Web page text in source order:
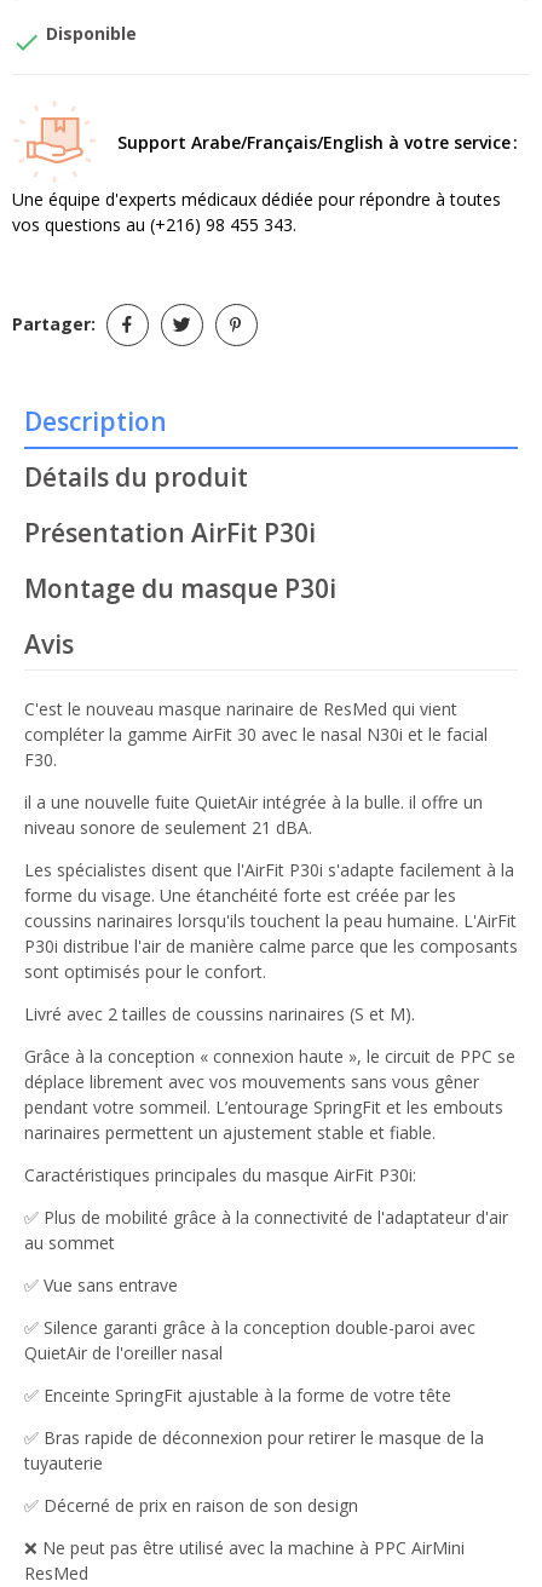
 Disponible
Support Arabe/Français/English à votre service
Une équipe d'experts médicaux dédiée pour répondre à toutes
vos questions au (+216) 98 455 343.
Partager:
Description
Détails du produit
Présentation AirFit P30i
Montage du masque P30i
Avis
C'est le nouveau masque narinaire de ResMed qui vient
compléter la gamme AirFit 30 avec le nasal N30i et le facial
F30.
il a une nouvelle fuite QuietAir intégrée à la bulle. il offre un
niveau sonore de seulement 21 dBA.
Les spécialistes disent que l'AirFit P30i s'adapte facilement à la
forme du visage. Une étanchéité forte est créée par les
coussins narinaires lorsqu'ils touchent la peau humaine. L'AirFit
P30i distribue l'air de manière calme parce que les composants
sont optimisés pour le confort.
Livré avec 2 tailles de coussins narinaires (S et M).
Grâce à la conception « connexion haute », le circuit de PPC se
déplace librement avec vos mouvements sans vous gêner
pendant votre sommeil. L’entourage SpringFit et les embouts
narinaires permettent un ajustement stable et fiable.
Caractéristiques principales du masque AirFit P30i:
✅ Plus de mobilité grâce à la connectivité de l'adaptateur d'air
au sommet
✅ Vue sans entrave
✅ Silence garanti grâce à la conception double-paroi avec
QuietAir de l'oreiller nasal
✅ Enceinte SpringFit ajustable à la forme de votre tête
✅ Bras rapide de déconnexion pour retirer le masque de la
tuyauterie
✅ Décerné de prix en raison de son design
❌ Ne peut pas être utilisé avec la machine à PPC AirMini
ResMed